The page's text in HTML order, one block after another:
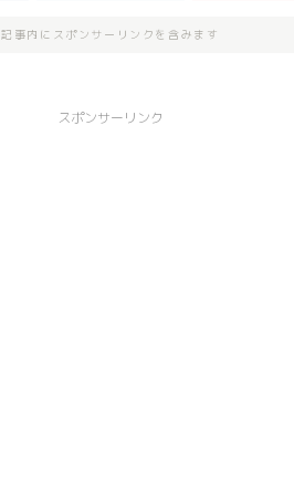
記事内にスポンサーリンクを含みます
スポンサーリンク